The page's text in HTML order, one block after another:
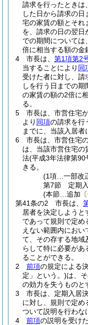
請求を行ったときは
した日から請求の
宅の家賃の額とそれ
を、請求の日の翌日
での期間については
倍に相当する額の金
4
市長は、 第1項第2
当することにより 同
受けた者に対し、請
しを行う日までの
の家賃の額の2倍に
る。
5
市長は、市営住宅
より 同項の請求を行
までに、当該入居者
6
市長は、市営住宅
は、当該市営住宅の
法(平成3年法律第90
きる。
(1項…一部改
第7節
定期
(本節…追加〔
第41条の2
市長は、
居者を決定しようと
であって規則で定め
えない範囲内におい
て、その存する地域
らして特に必要が
ることができる。
2
前項の規定による
定」という。)は、
の効力を失うものと
3
市長は、定期入居
に対し、規則で定め
ついて説明を行わな
4
前項の説明を受け